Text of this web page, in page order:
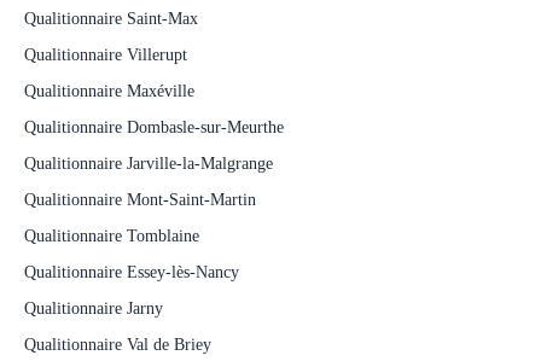
Qualitionnaire Saint-Max
Qualitionnaire Villerupt
Qualitionnaire Maxéville
Qualitionnaire Dombasle-sur-Meurthe
Qualitionnaire Jarville-la-Malgrange
Qualitionnaire Mont-Saint-Martin
Qualitionnaire Tomblaine
Qualitionnaire Essey-lès-Nancy
Qualitionnaire Jarny
Qualitionnaire Val de Briey